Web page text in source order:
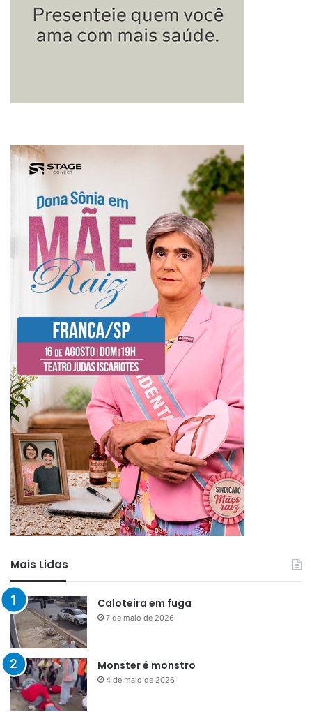
Mais Lidas
Caloteira em fuga
7 de maio de 2026
Monster é monstro
4 de maio de 2026